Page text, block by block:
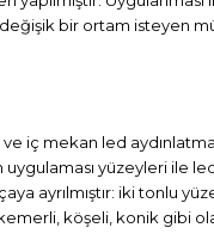
bir ortam isteyen
iç mekan led
yüzeyleri ile
ayrılmıştır: iki tonlu
köşeli, konik gibi